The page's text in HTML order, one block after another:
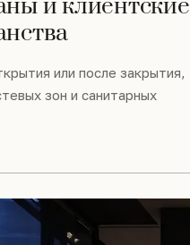
и клиентские
или после закрытия,
зон и санитарных